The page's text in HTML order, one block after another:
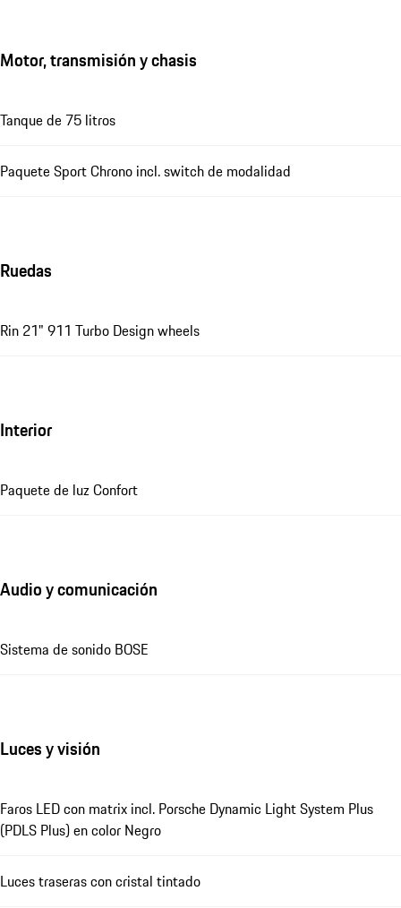
Motor, transmisión y chasis
Tanque de 75 litros
Paquete Sport Chrono incl. switch de modalidad
Ruedas
Rin 21" 911 Turbo Design wheels
Interior
Paquete de luz Confort
Audio y comunicación
Sistema de sonido BOSE
Luces y visión
Faros LED con matrix incl. Porsche Dynamic Light System Plus
(PDLS Plus) en color Negro
Luces traseras con cristal tintado